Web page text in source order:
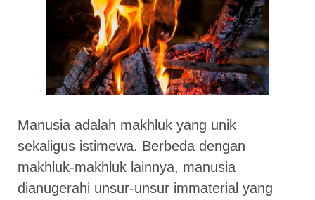
Manusia adalah makhluk yang unik
sekaligus istimewa. Berbeda dengan
makhluk-makhluk lainnya, manusia
dianugerahi unsur-unsur immaterial yang